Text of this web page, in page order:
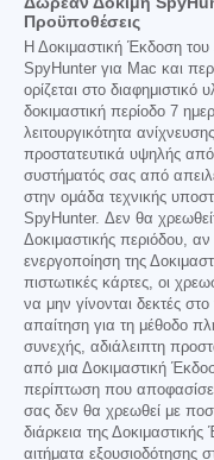
Προϋποθέσεις
Η Δοκιμαστική Έκδοση
SpyHunter για Mac και
ορίζεται στο
δοκιμαστική περίοδο 7
λειτουργικότητα
προστατευτικά υψηλής
συστήματός σας από
στην ομάδα τεχνικής
SpyHunter. Δεν θα
Δοκιμαστικής περιόδου, αν
ενεργοποίηση της
πιστωτικές κάρτες, οι
να μην γίνονται δεκτές
απαίτηση για τη μέθοδο
συνεχής, αδιάλειπτη
από μια Δοκιμαστική
περίπτωση που
σας δεν θα χρεωθεί με
διάρκεια της
αιτήματα εξουσιοδότησης